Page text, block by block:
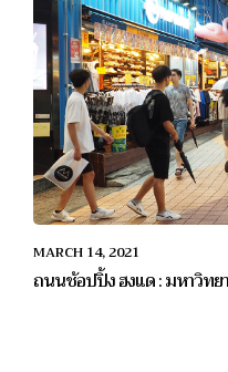
MARCH 14, 2021
ถนนช้อปปิ้ง ฮงแด : มหาวิทย